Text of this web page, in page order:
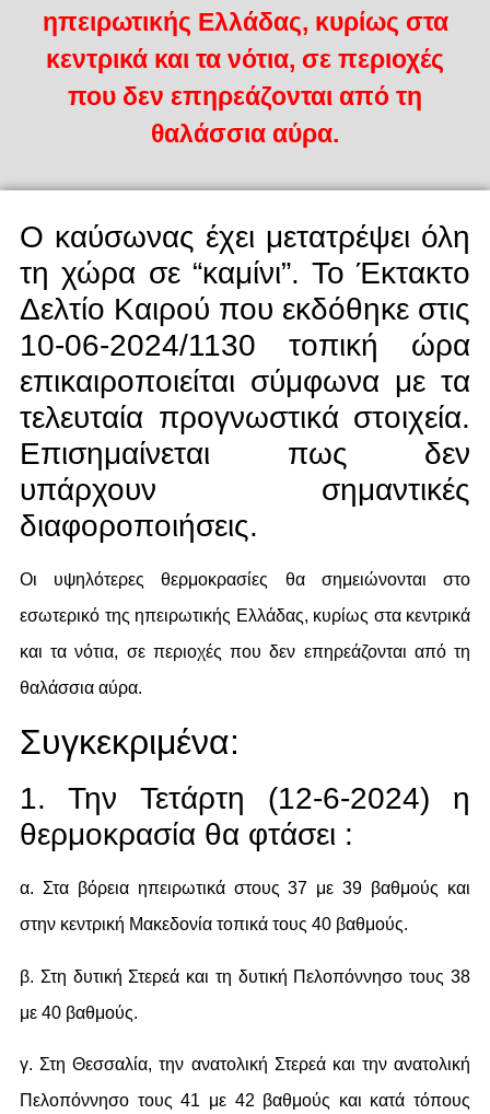
ηπειρωτικής Ελλάδας, κυρίως στα
κεντρικά και τα νότια, σε περιοχές
που δεν επηρεάζονται από τη
θαλάσσια αύρα.
Ο καύσωνας έχει μετατρέψει όλη
τη χώρα σε “καμίνι”. Το Έκτακτο
Δελτίο Καιρού που εκδόθηκε στις
10-06-2024/1130 τοπική ώρα
επικαιροποιείται σύμφωνα με τα
τελευταία προγνωστικά στοιχεία.
Επισημαίνεται πως δεν
υπάρχουν σημαντικές
διαφοροποιήσεις.
Οι υψηλότερες θερμοκρασίες θα σημειώνονται στο
εσωτερικό της ηπειρωτικής Ελλάδας, κυρίως στα κεντρικά
και τα νότια, σε περιοχές που δεν επηρεάζονται από τη
θαλάσσια αύρα.
Συγκεκριμένα:
1. Την Τετάρτη (12-6-2024) η
θερμοκρασία θα φτάσει :
α. Στα βόρεια ηπειρωτικά στους 37 με 39 βαθμούς και
στην κεντρική Μακεδονία τοπικά τους 40 βαθμούς.
β. Στη δυτική Στερεά και τη δυτική Πελοπόννησο τους 38
με 40 βαθμούς.
γ. Στη Θεσσαλία, την ανατολική Στερεά και την ανατολική
Πελοπόννησο τους 41 με 42 βαθμούς και κατά τόπους